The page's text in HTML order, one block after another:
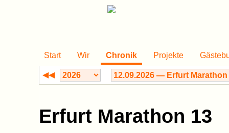
Start Wir Chronik Projekte
◀◀
Erfurt Marathon 13